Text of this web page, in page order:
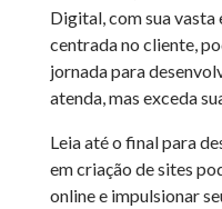
Digital, com sua
centrada no cliente,
jornada para
atenda, mas exceda
Leia até o final para
em criação de sites
online e impulsionar